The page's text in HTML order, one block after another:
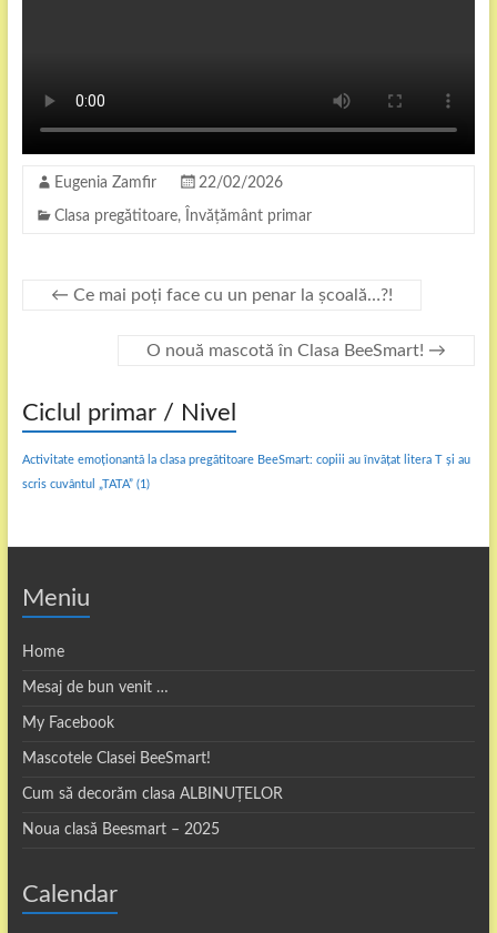
Eugenia Zamfir 22/02/2026
Clasa pregătitoare, Învățământ primar
← Ce mai poți face cu un penar la școală…?!
O nouă mascotă în Clasa BeeSmart! →
Ciclul primar / Nivel
Activitate emoționantă la clasa pregătitoare BeeSmart: copiii au învățat litera T și au
scris cuvântul „TATA”(1)
Meniu
Home
Mesaj de bun venit …
My Facebook
Mascotele Clasei BeeSmart!
Cum să decorăm clasa ALBINUȚELOR
Noua clasă Beesmart – 2025
Calendar